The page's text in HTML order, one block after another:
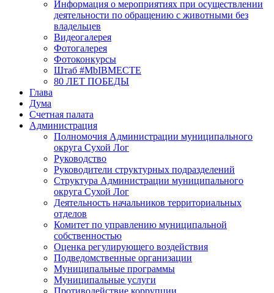
Информация о мероприятиях при осуществлении
деятельности по обращению с животными без
владельцев
Видеогалерея
Фотогалерея
Фотоконкурсы
Штаб #MbIBMECTE
80 ЛЕТ ПОБЕДЫ
Глава
Дума
Счетная палата
Администрация
Полномочия Администрации муниципального
округа Сухой Лог
Руководство
Руководители структурных подразделений
Структура Администрации муниципального
округа Сухой Лог
Деятельность начальников территориальных
отделов
Комитет по управлению муниципальной
собственностью
Оценка регулирующего воздействия
Подведомственные организации
Муниципальные программы
Муниципальные услуги
Противодействие коррупции